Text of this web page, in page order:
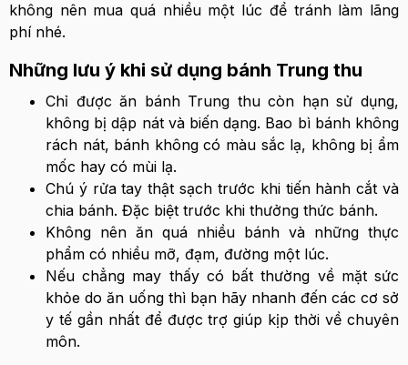
không nên mua quá nhiều một lúc để tránh làm lãng
phí nhé.
Những lưu ý khi sử dụng bánh Trung thu
Chỉ được ăn bánh Trung thu còn hạn sử dụng,
không bị dập nát và biến dạng. Bao bì bánh không
rách nát, bánh không có màu sắc lạ, không bị ẩm
mốc hay có mùi lạ.
Chú ý rửa tay thật sạch trước khi tiến hành cắt và
chia bánh. Đặc biệt trước khi thưởng thức bánh.
Không nên ăn quá nhiều bánh và những thực
phẩm có nhiều mỡ, đạm, đường một lúc.
Nếu chẳng may thấy có bất thường về mặt sức
khỏe do ăn uống thì bạn hãy nhanh đến các cơ sở
y tế gần nhất để được trợ giúp kịp thời về chuyên
môn.